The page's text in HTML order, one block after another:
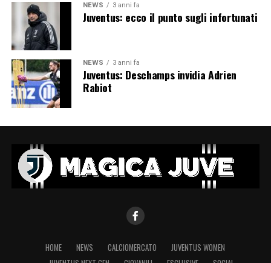
NEWS 3 anni fa
Juventus: ecco il punto sugli infortunati
NEWS 3 anni fa
Juventus: Deschamps invidia Adrien
Rabiot
HOME NEWS CALCIOMERCATO
JUVENTUS WOMEN